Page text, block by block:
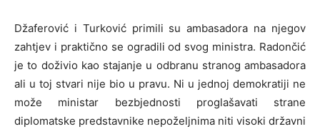
Džaferović i Turković primili su ambasadora na njegov
zahtjev i praktično se ogradili od svog ministra. Radončić
je to doživio kao stajanje u odbranu stranog ambasadora
ali u toj stvari nije bio u pravu. Ni u jednoj demokratiji ne
može ministar bezbjednosti proglašavati strane
diplomatske predstavnike nepoželjnima niti visoki državni